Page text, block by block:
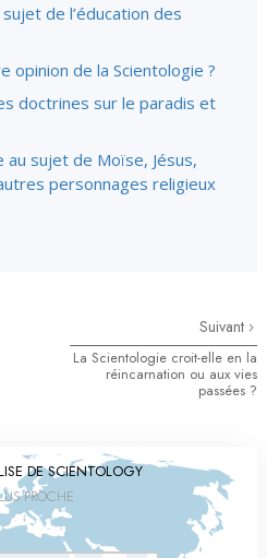
de l’éducation des
opinion de la Scientologie ?
doctrines sur le paradis et
au sujet de Moïse, Jésus,
personnages religieux
Suivant
La Scientologie croit-elle en la
réincarnation ou aux vies
passées ?
DE SCIENTOLOGY
PROCHE